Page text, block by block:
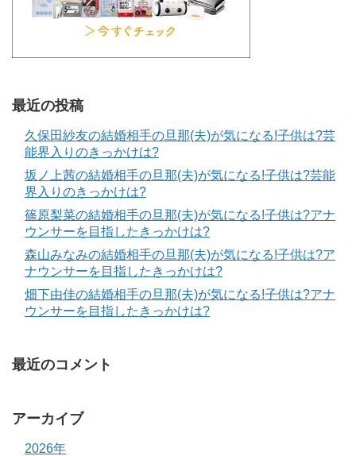
最近の投稿
久保田紗友の結婚相手の旦那(夫)が気になる!子供は?芸
能界入りのきっかけは?
坂ノ上茜の結婚相手の旦那(夫)が気になる!子供は?芸能
界入りのきっかけは?
篠原梨菜の結婚相手の旦那(夫)が気になる!子供は?アナ
ウンサーを目指したきっかけは?
森山みなみの結婚相手の旦那(夫)が気になる!子供は?ア
ナウンサーを目指したきっかけは?
畑下由佳の結婚相手の旦那(夫)が気になる!子供は?アナ
ウンサーを目指したきっかけは?
最近のコメント
アーカイブ
2026年